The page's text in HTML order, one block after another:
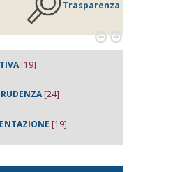
Trasparenza
 
[19]
[24]
[19]